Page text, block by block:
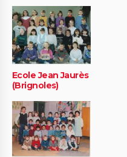
Ecole Jean Jaurès
(Brignoles)